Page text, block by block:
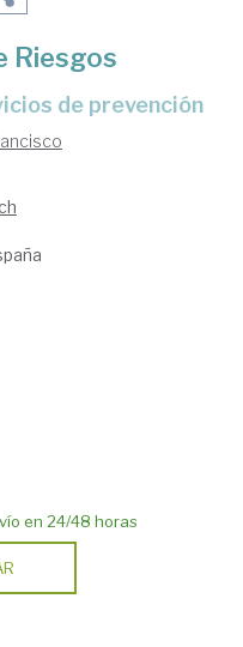
Riesgos
de prevención
en 24/48 horas